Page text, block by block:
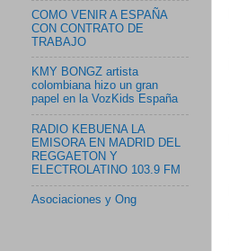
COMO VENIR A ESPAÑA
CON CONTRATO DE
TRABAJO
KMY BONGZ artista
colombiana hizo un gran
papel en la VozKids España
RADIO KEBUENA LA
EMISORA EN MADRID DEL
REGGAETON Y
ELECTROLATINO 103.9 FM
Asociaciones y Ong